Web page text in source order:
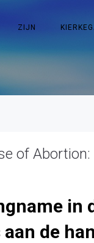
ZIJN
of Abortion:
in
de